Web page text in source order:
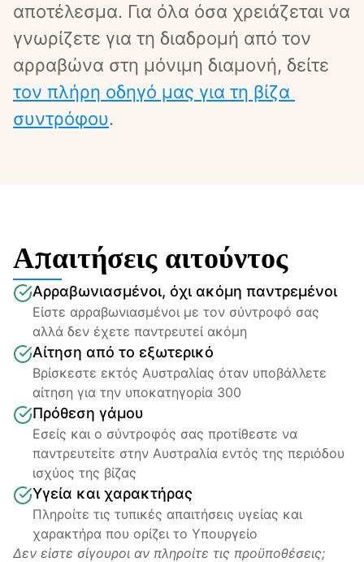
αποτέλεσμα. Για όλα όσα χρειάζεται να
γνωρίζετε για τη διαδρομή από τον
τον πλήρη οδηγό μας για τη βίζα
συντρόφου.
Απαιτήσεις αιτούντος
Αρραβωνιασμένοι, όχι ακόμη παντρεμένοι
Είστε αρραβωνιασμένοι με τον σύντροφό σας
αλλά δεν έχετε παντρευτεί ακόμη
Αίτηση από το εξωτερικό
Βρίσκεστε εκτός Αυστραλίας όταν υποβάλλετε
αίτηση για την υποκατηγορία 300
Πρόθεση γάμου
Εσείς και ο σύντροφός σας προτίθεστε να
παντρευτείτε στην Αυστραλία εντός της περιόδου
ισχύος της βίζας
Υγεία και χαρακτήρας
Πληροίτε τις τυπικές απαιτήσεις υγείας και
χαρακτήρα που ορίζει το Υπουργείο
Δεν είστε σίγουροι αν πληροίτε τις προϋποθέσεις;